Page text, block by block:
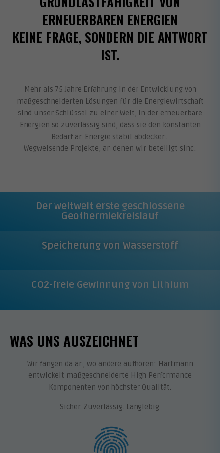
ERNEUERBAREN ENERGIEN
KEINE FRAGE, SONDERN DIE ANTWORT
IST.
Mehr als 75 Jahre Erfahrung in der Entwicklung von
maßgeschneiderten Lösungen für die Energiewirtschaft
sind unser Schlüssel zu einer Welt, in der erneuerbare
Energien so zuverlässig sind, dass sie den konstanten
Bedarf an Energie stabil abdecken.
Wegweisende Projekte, an denen wir beteiligt sind:
Der weltweit erste geschlossene
Geothermiekreislauf
Speicherung von Wasserstoff
CO2-freie Gewinnung von Lithium
WAS UNS AUSZEICHNET
Wir fangen da an, wo andere aufhören: Hartmann
entwickelt maßgeschneiderte High Performance
Komponenten von höchster Qualität.
Sicher. Zuverlässig. Langlebig.